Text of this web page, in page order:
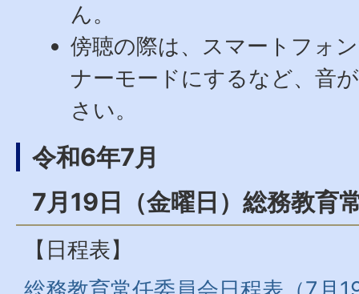
ん。
傍聴の際は、スマートフォ
ナーモードにするなど、音
さい。
令和6年7月
7月19日（金曜日）総務教育
【日程表】